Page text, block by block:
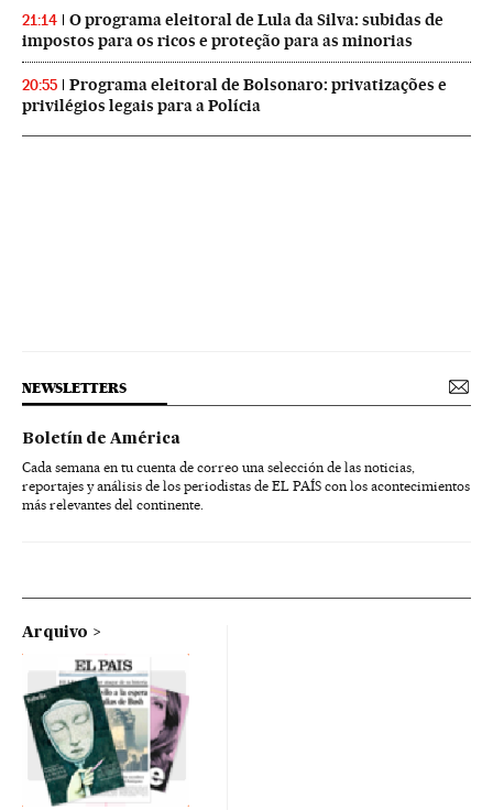
21:14
O programa eleitoral de Lula da Silva: subidas de
impostos para os ricos e proteção para as minorias
20:55
Programa eleitoral de Bolsonaro: privatizações e
privilégios legais para a Polícia
NEWSLETTERS
Boletín de América
Cada semana en tu cuenta de correo una selección de las noticias,
reportajes y análisis de los periodistas de EL PAÍS con los acontecimientos
más relevantes del continente.
Arquivo